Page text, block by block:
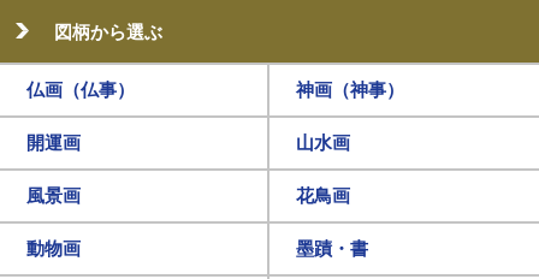
図柄から選ぶ
仏画（仏事） 神画（神事）
開運画 山水画
風景画 花鳥画
動物画 墨蹟・書